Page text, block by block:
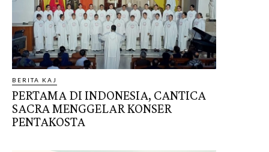
BERITA KAJ
PERTAMA DI INDONESIA, CANTICA
SACRA MENGGELAR KONSER
PENTAKOSTA